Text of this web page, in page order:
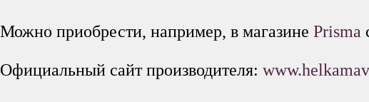
Можно приобрести, например, в магазине Prisma
Официальный сайт производителя: